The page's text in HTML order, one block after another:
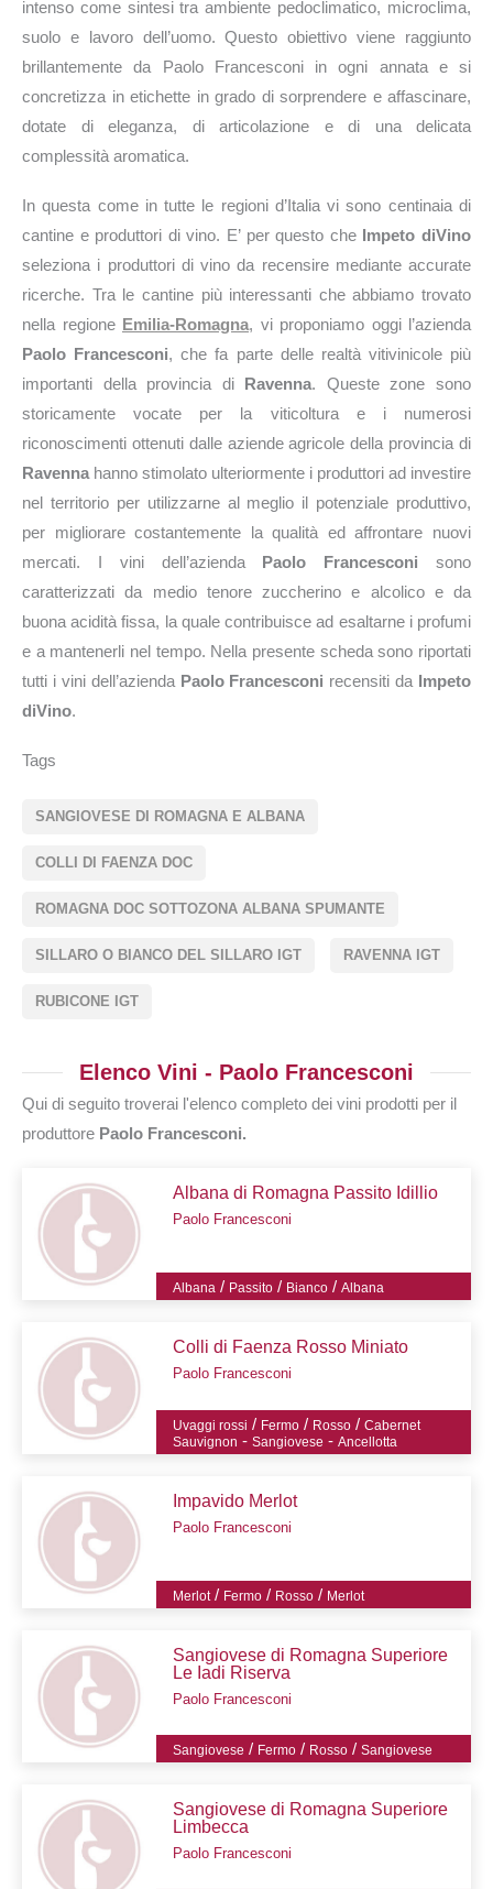
intenso come sintesi tra ambiente pedoclimatico, microclima,
suolo e lavoro dell’uomo. Questo obiettivo viene raggiunto
brillantemente da Paolo Francesconi in ogni annata e si
concretizza in etichette in grado di sorprendere e affascinare,
dotate di eleganza, di articolazione e di una delicata
complessità aromatica.
In questa come in tutte le regioni d’Italia vi sono centinaia di
cantine e produttori di vino. E’ per questo che Impeto diVino
seleziona i produttori di vino da recensire mediante accurate
ricerche. Tra le cantine più interessanti che abbiamo trovato
nella regione Emilia-Romagna, vi proponiamo oggi l’azienda
Paolo Francesconi, che fa parte delle realtà vitivinicole più
importanti della provincia di
Ravenna. Queste zone sono
storicamente vocate per la viticoltura e i numerosi
riconoscimenti ottenuti dalle aziende agricole della provincia di
Ravennahanno stimolato ulteriormente i produttori ad investire
nel territorio per utilizzarne al meglio il potenziale produttivo,
per migliorare costantemente la qualità ed affrontare nuovi
mercati. I vini dell’azienda
Paolo Francesconi sono
caratterizzati da medio tenore zuccherino e alcolico e da
buona acidità fissa, la quale contribuisce ad esaltarne i profumi
e a mantenerli nel tempo. Nella presente scheda sono riportati
tutti i vini dell’azienda Paolo Francesconi recensiti da Impeto
diVino.
Tags
SANGIOVESE DI ROMAGNA E ALBANA
COLLI DI FAENZA DOC
ROMAGNA DOC SOTTOZONA ALBANA SPUMANTE
SILLARO O BIANCO DEL SILLARO IGT RAVENNA IGT
RUBICONE IGT
Elenco Vini - Paolo Francesconi
Qui di seguito troverai l'elenco completo dei vini prodotti per il
produttore Paolo Francesconi.
Albana di Romagna Passito Idillio
Paolo Francesconi
Albana / Passito / Bianco /Albana
Colli di Faenza Rosso Miniato
Paolo Francesconi
Uvaggi rossi / Fermo / Rosso /Cabernet
Sauvignon -Sangiovese -Ancellotta
Impavido Merlot
Paolo Francesconi
Merlot/ Fermo / Rosso / Merlot
Sangiovese di Romagna Superiore
Le Iadi Riserva
Paolo Francesconi
Sangiovese / Fermo / Rosso /Sangiovese
Sangiovese di Romagna Superiore
Limbecca
Paolo Francesconi